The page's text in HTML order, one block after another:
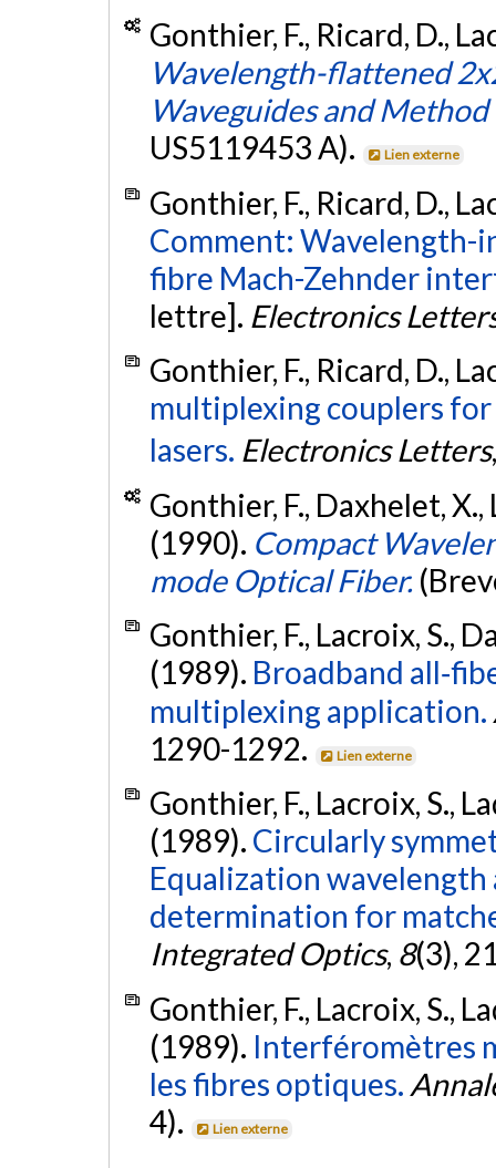
Gonthier, F., Ricard, D.,
Wavelength-flattened
Waveguides and
US5119453 A).
Lien externe
Gonthier, F., Ricard, D.,
Comment: Wavelength-
fibre Mach-Zehnder
lettre]. Electronics
Gonthier, F., Ricard, D.,
multiplexing couplers
lasers. Electronics Letters
Gonthier, F., Daxhelet, X.,
(1990). Compact
mode Optical Fiber.
Gonthier, F., Lacroix, S.,
(1989). Broadband
multiplexing application.
1290-1292.
Lien externe
Gonthier, F., Lacroix, S.,
(1989). Circularly
Equalization
determination for
Integrated Optics, 8(3),
Gonthier, F., Lacroix, S.,
(1989). Interféromètres
les fibres optiques.
4).
Lien externe